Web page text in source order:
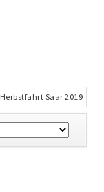
Herbstfahrt Saar 2019